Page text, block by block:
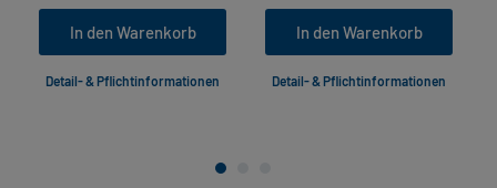
In den Warenkorb
Detail- & Pflichtinformationen
In den Warenkorb
Detail- & Pflichtinformationen